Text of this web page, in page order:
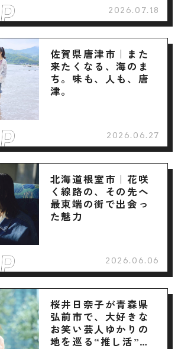
2026.07.18
佐賀県唐津市｜また
来たくなる、海のま
ち。味も、人も、唐
津。
2026.06.27
北海道根室市｜花咲
く線路の、その先へ
最東端の街で出会っ
た魅力
2026.06.06
桜井日奈子が青森県
弘前市で、大好きな
お笑い芸人ゆかりの
地を巡る“推し活”旅